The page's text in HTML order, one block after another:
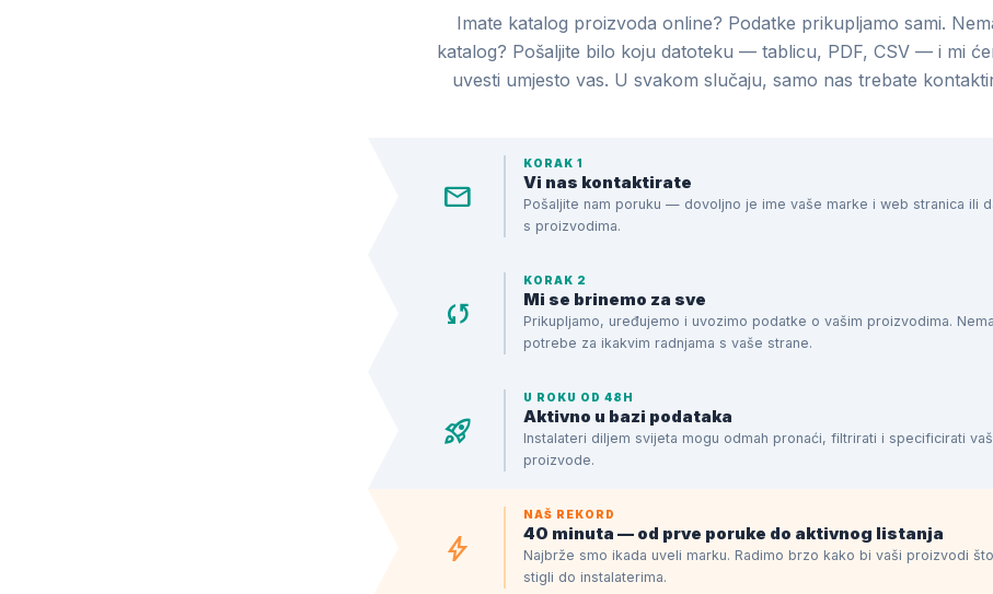
Imate katalog proizvoda online? Podatke prikupljamo sami.
katalog? Pošaljite bilo koju datoteku — tablicu, PDF, CSV — i mi
uvesti umjesto vas. U svakom slučaju, samo nas trebate
mail
KORAK 1
Vi nas kontaktirate
Pošaljite nam poruku — dovoljno je ime vaše marke i web stranica ili
s proizvodima.
sync
KORAK 2
Mi se brinemo za sve
Prikupljamo, uređujemo i uvozimo podatke o vašim proizvodima. Nema
potrebe za ikakvim radnjama s vaše strane.
rocket_launch
U ROKU OD 48H
Aktivno u bazi podataka
Instalateri diljem svijeta mogu odmah pronaći, filtrirati i specificirati
proizvode.
bolt
NAŠ REKORD
40 minuta — od prve poruke do aktivnog listanja
Najbrže smo ikada uveli marku. Radimo brzo kako bi vaši proizvodi
stigli do instalaterima.